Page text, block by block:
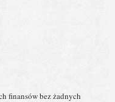
finansów bez żadnych